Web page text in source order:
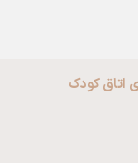
اتاق کودک